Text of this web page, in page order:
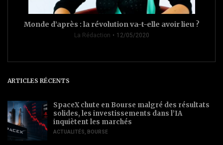
Monde d’après : la révolution va-t-elle avoir lieu ?
La Rédaction 12/05/2020
ARTICLES RÉCENTS
SpaceX chute en Bourse malgré des résultats
solides, les investissements dans l’IA
inquiètent les marchés
ACTUALITÉS, BOURSE